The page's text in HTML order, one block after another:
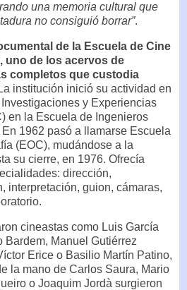
una memoria cultural que
no consiguió borrar”.
de la Escuela de Cine
uno de los acervos de
completos que custodia
La institución inició su actividad en
y Experiencias
en la Escuela de Ingenieros
En 1962 pasó a llamarse Escuela
(EOC), mudándose a la
su cierre, en 1976. Ofrecía
dirección,
interpretación, guion, cámaras,
cineastas como Luis García
Bardem, Manuel Gutiérrez
Erice o Basilio Martín Patino,
la mano de Carlos Saura, Mario
o Joaquim Jordà surgieron